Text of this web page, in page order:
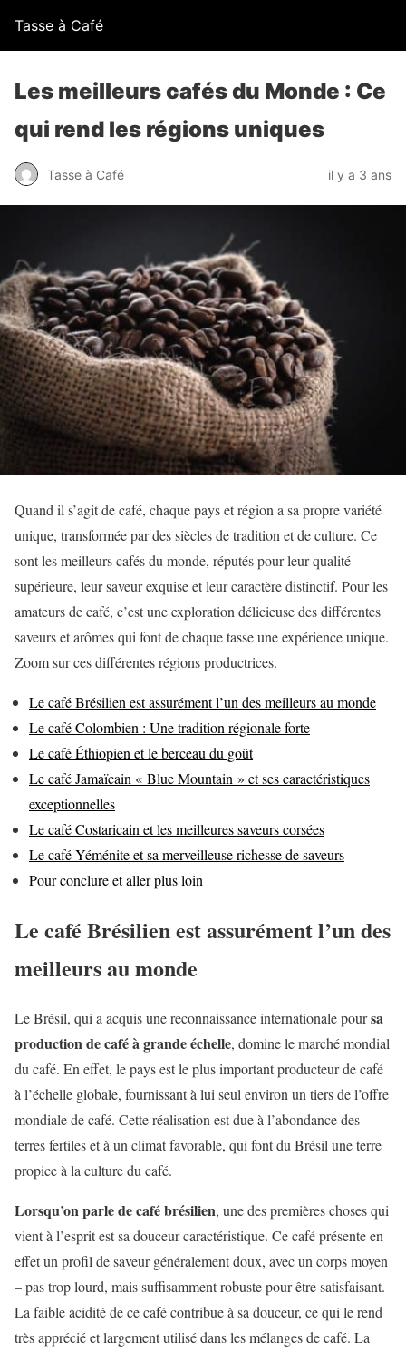
Tasse à Café
Les meilleurs cafés du Monde : Ce
qui rend les régions uniques
Tasse à Café il y a 3 ans
Quand il s’agit de café, chaque pays et région a sa propre variété
unique, transformée par des siècles de tradition et de culture. Ce
sont les meilleurs cafés du monde, réputés pour leur qualité
supérieure, leur saveur exquise et leur caractère distinctif. Pour les
amateurs de café, c’est une exploration délicieuse des différentes
saveurs et arômes qui font de chaque tasse une expérience unique.
Zoom sur ces différentes régions productrices.
Le café Brésilien est assurément l’un des meilleurs au monde
Le café Colombien : Une tradition régionale forte
Le café Éthiopien et le berceau du goût
Le café Jamaïcain « Blue Mountain » et ses caractéristiques
exceptionnelles
Le café Costaricain et les meilleures saveurs corsées
Le café Yéménite et sa merveilleuse richesse de saveurs
Pour conclure et aller plus loin
Le café Brésilien est assurément l’un des
meilleurs au monde
Le Brésil, qui a acquis une reconnaissance internationale poursa
production de café à grande échelle, domine le marché mondial
du café. En effet, le pays est le plus important producteur de café
à l’échelle globale, fournissant à lui seul environ un tiers de l’offre
mondiale de café. Cette réalisation est due à l’abondance des
terres fertiles et à un climat favorable, qui font du Brésil une terre
propice à la culture du café.
Lorsqu’on parle de café brésilien, une des premières choses qui
vient à l’esprit est sa douceur caractéristique. Ce café présente en
effet un profil de saveur généralement doux, avec un corps moyen
– pas trop lourd, mais suffisamment robuste pour être satisfaisant.
La faible acidité de ce café contribue à sa douceur, ce qui le rend
très apprécié et largement utilisé dans les mélanges de café. La